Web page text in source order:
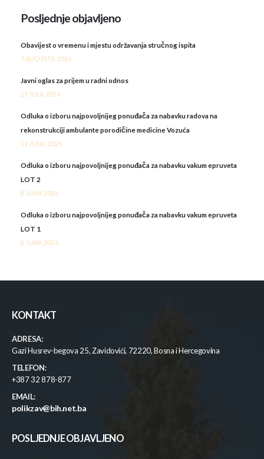
Posljednje objavljeno
Obavijest o vremenu i mjestu održavanja stručnog ispita
7 AUGUSTA, 2026
Javni oglas za prijem u radni odnos
27 JULA, 2026
Odluka o izboru najpovoljnijeg ponuđača za nabavku radova na
rekonstrukciji ambulante porodičine medicine Vozuća
11 JUNA, 2026
Odluka o izboru najpovoljnijeg ponuđača za nabavku vakum epruveta
LOT 2
8 JUNA, 2026
Odluka o izboru najpovoljnijeg ponuđača za nabavku vakum epruveta
LOT 1
8 JUNA, 2026
KONTAKT
ADRESA:
Gazi Husrev-begova 25, Zavidovići, 72220, Bosna i Hercegovina
TELEFON:
+387 32 878-877
EMAIL:
polikzav@bih.net.ba
POSLJEDNJE OBJAVLJENO